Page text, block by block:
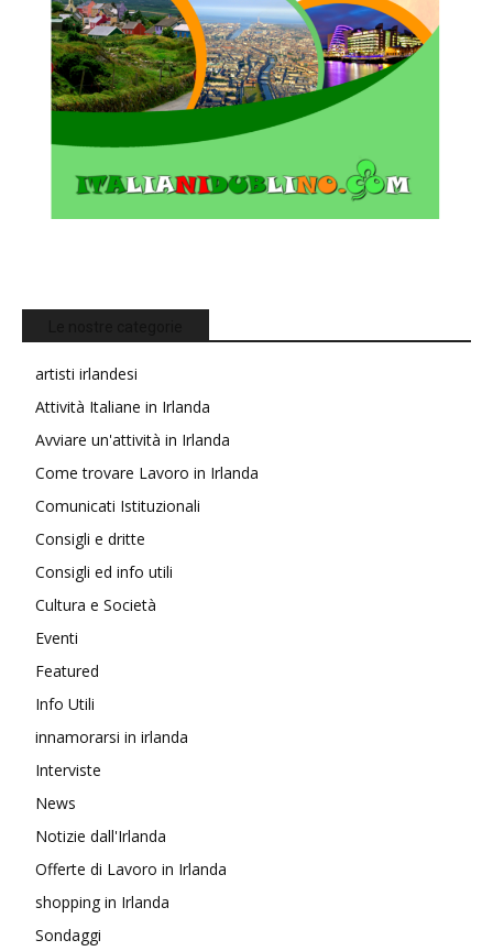
artisti irlandesi
Attività Italiane in Irlanda
Avviare un'attività in Irlanda
Come trovare Lavoro in Irlanda
Comunicati Istituzionali
Consigli e dritte
Consigli ed info utili
Cultura e Società
Eventi
Featured
Info Utili
innamorarsi in irlanda
Interviste
News
Notizie dall'Irlanda
Offerte di Lavoro in Irlanda
shopping in Irlanda
Sondaggi